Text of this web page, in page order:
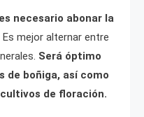
necesario abonar la
Es mejor alternar entre
Será óptimo
de boñiga, así como
de floración.